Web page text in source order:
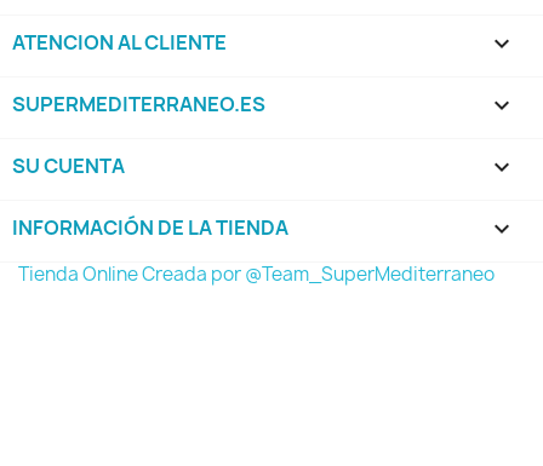
ATENCION AL CLIENTE 
SUPERMEDITERRANEO.ES 
SU CUENTA 
INFORMACIÓN DE LA TIENDA keyboard_arrow_down
Tienda Online Creada por @Team_SuperMediterraneo